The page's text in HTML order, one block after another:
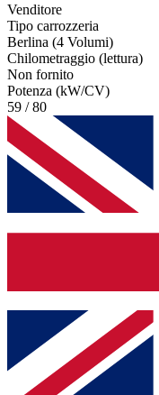
Venditore
Tipo carrozzeria
Berlina (4 Volumi)
Chilometraggio (lettura)
Non fornito
Potenza (kW/CV)
59 / 80